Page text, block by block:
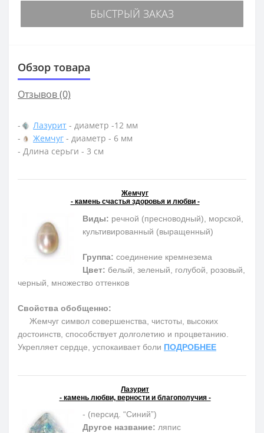
БЫСТРЫЙ ЗАКАЗ
Обзор товара
Отзывов (0)
- Лазурит - диаметр -12 мм
-
Жемчуг - диаметр - 6 мм
- Длина серьги - 3 см
Жемчуг
- камень счастья здоровья и любви -
Виды: речной (пресноводный), морской,
культивированный (выращенный)
Группа: соединение кремнезема
Цвет: белый, зеленый, голубой, розовый,
черный, множество оттенков
Свойства обобщенно:
Жемчуг символ совершенства, чистоты, высоких
достоинств, способствует долголетию и процветанию.
Укрепляет сердце, успокаивает боли ПОДРОБНЕЕ
Лазурит
- камень любви, верности и благополучия -
- (персид. “Синий”)
Другое название: ляпис